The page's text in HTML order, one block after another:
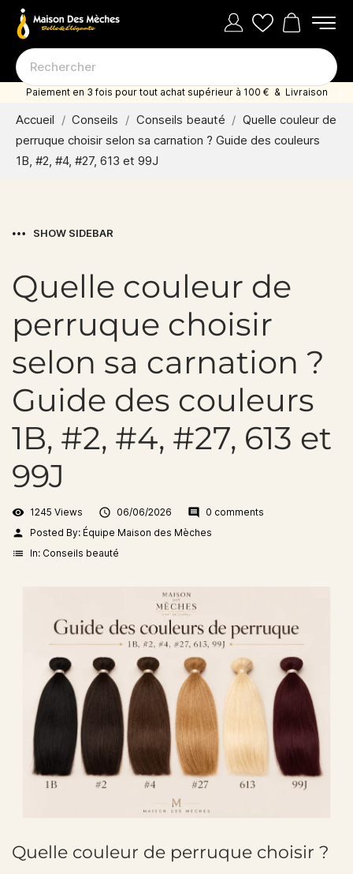
Paiement en 3 fois pour tout achat supérieur à 100 € & Livraison
offerte dès 35 euro d'achat
Accueil Conseils Conseils beauté
Quelle couleur de
perruque choisir selon sa carnation ? Guide des couleurs
1B, #2, #4, #27, 613 et 99J
SHOW SIDEBAR
Quelle couleur de
perruque choisir
selon sa carnation ?
Guide des couleurs
1B, #2, #4, #27, 613 et
99J
visibility 1245 Views  06/06/2026 comment 0 comments
person Posted By: Équipe Maison des Mèches
list In: Conseils beauté
Quelle couleur de perruque choisir ?